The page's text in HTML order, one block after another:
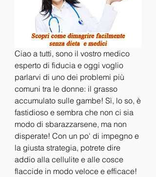
Ciao a tutti, sono il vostro medico
esperto di fiducia e oggi voglio
parlarvi di uno dei problemi più
comuni tra le donne: il grasso
accumulato sulle gambe! Sì, lo so, è
fastidioso e sembra che non ci sia
modo di sbarazzarsene, ma non
disperate! Con un po' di impegno e
la giusta strategia, potrete dire
addio alla cellulite e alle cosce
flaccide in modo veloce e efficace!